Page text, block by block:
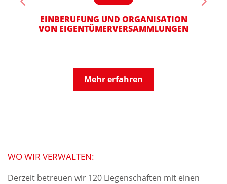
EINBERUFUNG UND ORGANISATION
VON EIGENTÜMER­VERSAMMLUNGEN
Mehr erfahren
WO WIR VERWALTEN:
Derzeit betreuen wir 120 Liegenschaften mit einen